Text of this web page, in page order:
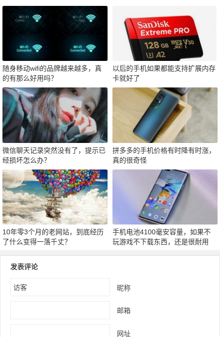
随身移动wifi的品牌越来越多，真
的有那么好用吗？
以后的手机如果都能支持扩展内存
卡就好了
微信聊天记录突然没有了，提示已
经损坏怎么办？
拼多多的手机价格有时降有时涨，
真的很奇怪
10年零3个月的老网站，到底经历
了什么变得一落千丈？
手机电池4100毫安容量，如果不
玩游戏不下载东西，还是很耐用
发表评论
昵称
邮箱
网址